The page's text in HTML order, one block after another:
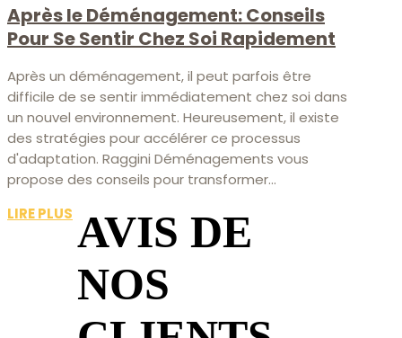
Après le Déménagement: Conseils
Pour Se Sentir Chez Soi Rapidement
Après un déménagement, il peut parfois être
difficile de se sentir immédiatement chez soi dans
un nouvel environnement. Heureusement, il existe
des stratégies pour accélérer ce processus
d'adaptation. Raggini Déménagements vous
propose des conseils pour transformer...
LIRE PLUS AVIS DE
NOS